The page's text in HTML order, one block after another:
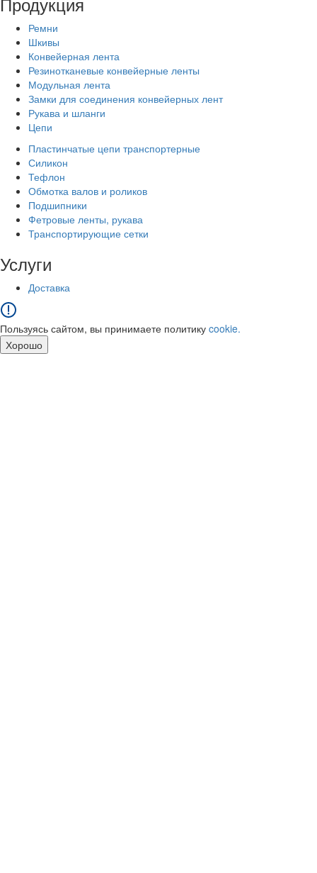
Ремни
Шкивы
Конвейерная лента
Резинотканевые конвейерные ленты
Модульная лента
Замки для соединения конвейерных лент
Рукава и шланги
Цепи
Пластинчатые цепи транспортерные
Силикон
Тефлон
Обмотка валов и роликов
Подшипники
Фетровые ленты, рукава
Транспортирующие сетки
Услуги
Доставка
Пользуясь сайтом, вы принимаете политику cookie.
Хорошо